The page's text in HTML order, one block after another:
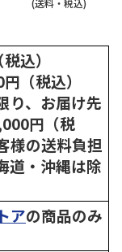
(送料・税込)
込）
（税込）
り、お届け先
円（税
様の送料負担
道・沖縄は除
アの商品のみ